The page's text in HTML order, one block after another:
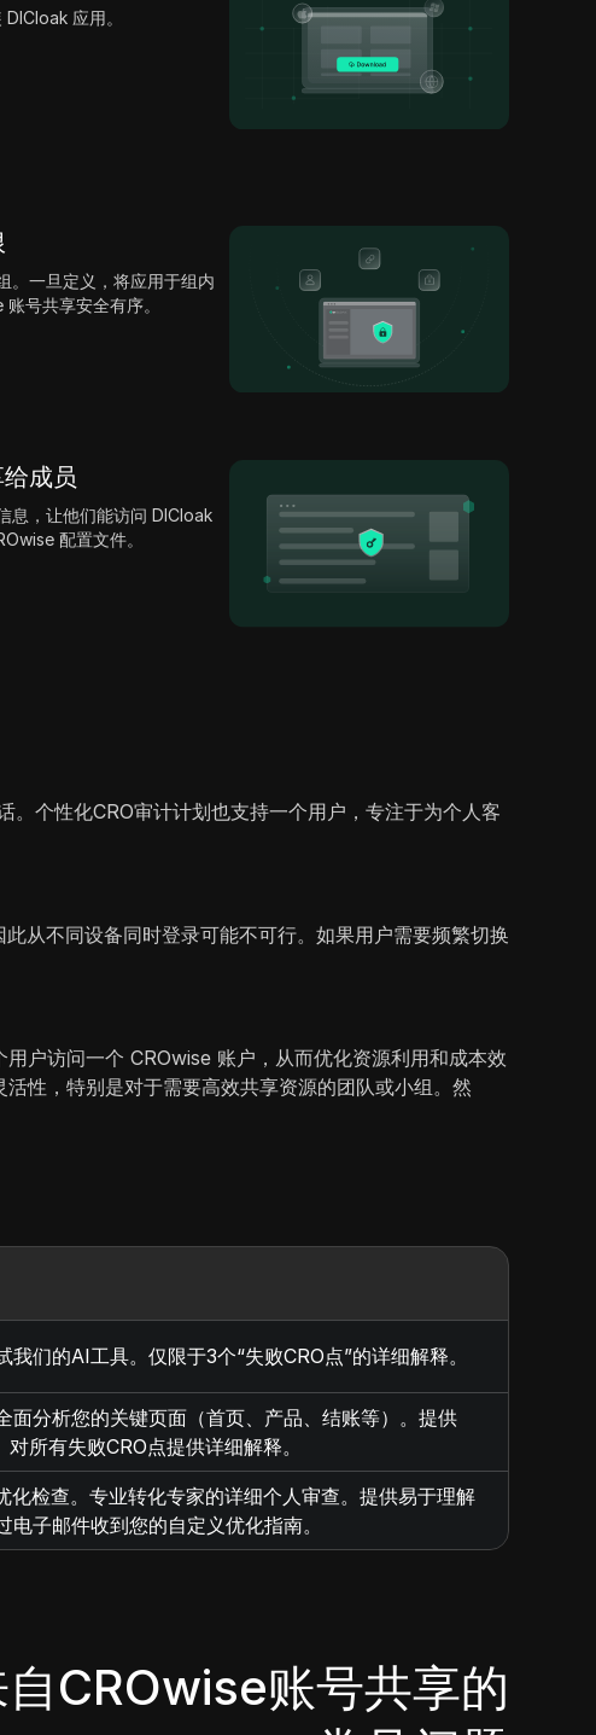
DICloak 应用。
。一旦定义，将应用于组内
号共享安全有序。
成员
息，让他们能访问 DICloak
配置文件。
个性化CRO审计计划也支持一个用户，专注于为个人客
从不同设备同时登录可能不可行。如果用户需要频繁切换
户访问一个 CROwise 账户，从而优化资源利用和成本效
性，特别是对于需要高效共享资源的团队或小组。然
们的AI工具。仅限于3个“失败CRO点”的详细解释。
分析您的关键页面（首页、产品、结账等）。提供
所有失败CRO点提供详细解释。
检查。专业转化专家的详细个人审查。提供易于理解
子邮件收到您的自定义优化指南。
CROwise账号共享的